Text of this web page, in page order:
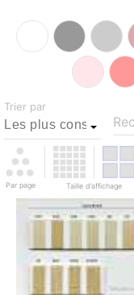
Trier par
Par page Taille d’affichage